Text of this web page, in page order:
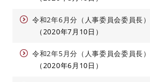
令和2年6月分（人事委員会委員長）
2020年7月10日
令和2年5月分（人事委員会委員長）
2020年6月10日